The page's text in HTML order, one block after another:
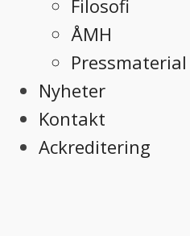
Filosofi
ÅMH
Pressmaterial
Nyheter
Kontakt
Ackreditering